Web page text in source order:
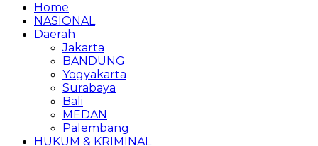
Home
NASIONAL
Daerah
Jakarta
BANDUNG
Yogyakarta
Surabaya
Bali
MEDAN
Palembang
HUKUM & KRIMINAL